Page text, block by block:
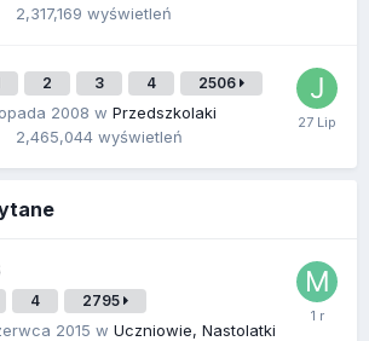
2,317,169 wyświetleń
2 3 4 2506
2008 w Przedszkolaki
2,465,044 wyświetleń
4 2795
2015 w Uczniowie, Nastolatki